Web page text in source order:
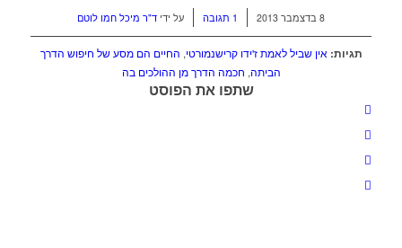
8 בדצמבר 2013 / 1 תגובה על ידי ד"ר מיכל חמו לוטם
תגיות: אין שביל לאמת ז'ידו קרישנמורטי, החיים הם מסע של חיפוש הדרך
הביתה, חכמה הדרך מן ההולכים בה
שתפו את הפוסט